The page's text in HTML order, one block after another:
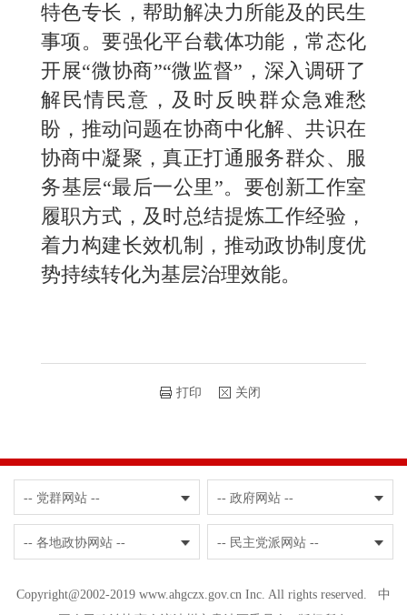
特色专长，帮助解决力所能及的民生
事项。要强化平台载体功能，常态化
开展“微协商”“微监督”，深入调研了
解民情民意，及时反映群众急难愁
盼，推动问题在协商中化解、共识在
协商中凝聚，真正打通服务群众、服
务基层“最后一公里”。要创新工作室
履职方式，及时总结提炼工作经验，
着力构建长效机制，推动政协制度优
势持续转化为基层治理效能。
打印 关闭
-- 党群网站 -- -- 政府网站 --
-- 各地政协网站 -- -- 民主党派网站 --
Copyright@2002-2019 www.ahgczx.gov.cn Inc. All rights reserved. 中